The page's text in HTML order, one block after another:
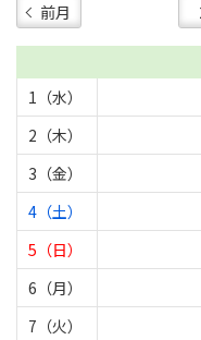
前月
1（水）
2（木）
3（金）
4（土）
5（日）
6（月）
7（火）